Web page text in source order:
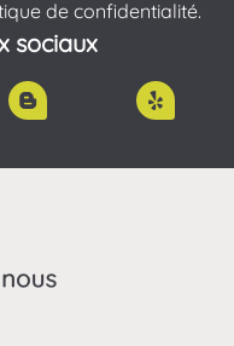
de confidentialité.
sociaux